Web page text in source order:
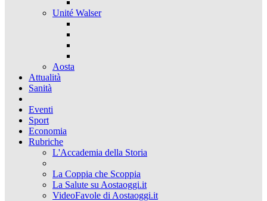
Unité Walser
Aosta
Attualità
Sanità
Eventi
Sport
Economia
Rubriche
L'Accademia della Storia
La Coppia che Scoppia
La Salute su Aostaoggi.it
VideoFavole di Aostaoggi.it